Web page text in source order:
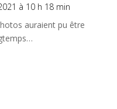
à 10 h 18 min
auraient pu être